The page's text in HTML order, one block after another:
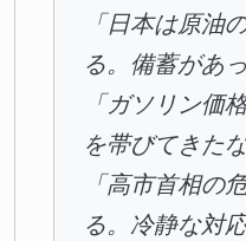
「日本は原油
る。備蓄があ
「ガソリン価
を帯びてきたな
「高市首相の
る。冷静な対